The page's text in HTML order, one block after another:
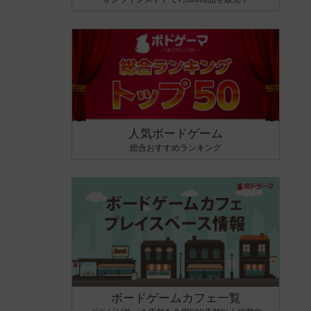
人気ボードゲーム
総合おすすめランキング
ボードゲームカフェ一覧